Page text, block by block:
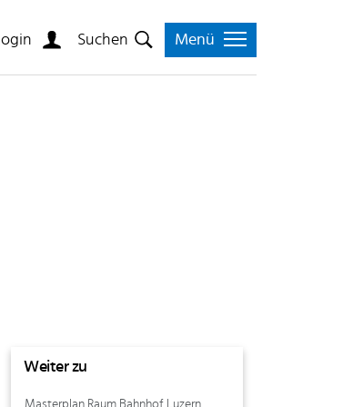
Login Suchen Menü
Weiter zu
Masterplan Raum Bahnhof Luzern